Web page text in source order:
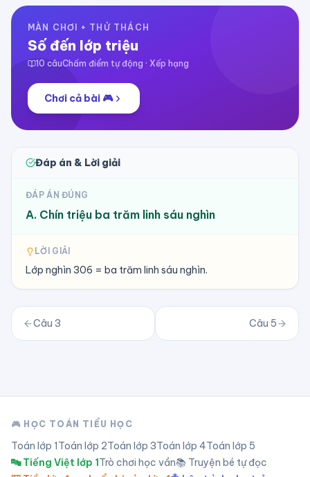
MÀN CHƠI + THỬ THÁCH
Số đến lớp triệu
10 câuChấm điểm tự động · Xếp hạng
Chơi cả bài 🎮
Đáp án & Lời giải
ĐÁP ÁN ĐÚNG
A. Chín triệu ba trăm linh sáu nghìn
LỜI GIẢI
Lớp nghìn 306 = ba trăm linh sáu nghìn.
Câu 3 Câu 5
🎮 HỌC TOÁN TIỂU HỌC
Toán lớp 1Toán lớp 2Toán lớp 3Toán lớp 4Toán lớp 5
🔤 Tiếng Việt lớp 1Trò chơi học vần📚 Truyện bé tự đọc